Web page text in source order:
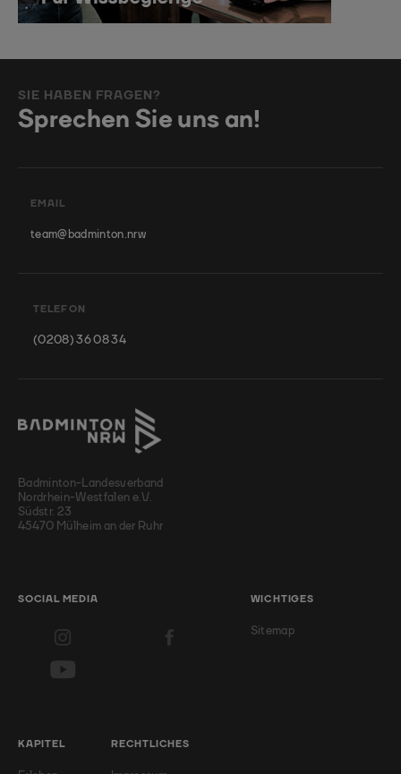
SIE HABEN FRAGEN?
Sprechen Sie uns an!
EMAIL
team@badminton.nrw
TELEFON
(0208) 36 08 34
Badminton-Landesverband
Nordrhein-Westfalen e.V.
Südstr. 23
45470 Mülheim an der Ruhr
SOCIAL MEDIA WICHTIGES
Sitemap
KAPITEL RECHTLICHES